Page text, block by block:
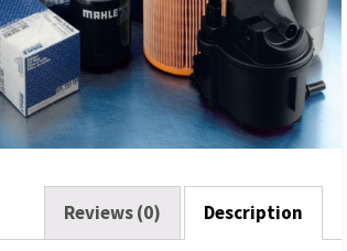
Description
Reviews (0)